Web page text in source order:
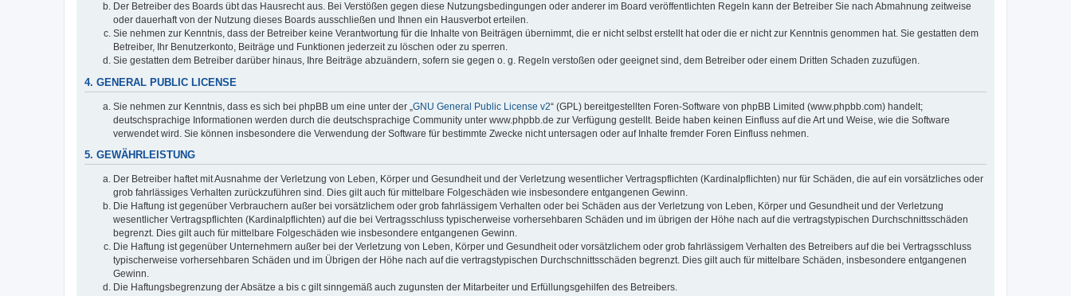
Der Betreiber des Boards übt das Hausrecht aus. Bei Verstößen gegen diese Nutzungsbedingungen oder anderer im Board veröffentlichten Regeln kann der Betreiber Sie nach Abmahnung zeitweise
oder dauerhaft von der Nutzung dieses Boards ausschließen und Ihnen ein Hausverbot erteilen.
Sie nehmen zur Kenntnis, dass der Betreiber keine Verantwortung für die Inhalte von Beiträgen übernimmt, die er nicht selbst erstellt hat oder die er nicht zur Kenntnis genommen hat. Sie gestatten dem
Betreiber, Ihr Benutzerkonto, Beiträge und Funktionen jederzeit zu löschen oder zu sperren.
Sie gestatten dem Betreiber darüber hinaus, Ihre Beiträge abzuändern, sofern sie gegen o. g. Regeln verstoßen oder geeignet sind, dem Betreiber oder einem Dritten Schaden zuzufügen.
4. GENERAL PUBLIC LICENSE
Sie nehmen zur Kenntnis, dass es sich bei phpBB um eine unter der „ GNU General Public License v2“ (GPL) bereitgestellten Foren-Software von phpBB Limited (www.phpbb.com) handelt;
deutschsprachige Informationen werden durch die deutschsprachige Community unter www.phpbb.de zur Verfügung gestellt. Beide haben keinen Einfluss auf die Art und Weise, wie die Software
verwendet wird. Sie können insbesondere die Verwendung der Software für bestimmte Zwecke nicht untersagen oder auf Inhalte fremder Foren Einfluss nehmen.
5. GEWÄHRLEISTUNG
Der Betreiber haftet mit Ausnahme der Verletzung von Leben, Körper und Gesundheit und der Verletzung wesentlicher Vertragspflichten (Kardinalpflichten) nur für Schäden, die auf ein vorsätzliches oder
grob fahrlässiges Verhalten zurückzuführen sind. Dies gilt auch für mittelbare Folgeschäden wie insbesondere entgangenen Gewinn.
Die Haftung ist gegenüber Verbrauchern außer bei vorsätzlichem oder grob fahrlässigem Verhalten oder bei Schäden aus der Verletzung von Leben, Körper und Gesundheit und der Verletzung
wesentlicher Vertragspflichten (Kardinalpflichten) auf die bei Vertragsschluss typischerweise vorhersehbaren Schäden und im übrigen der Höhe nach auf die vertragstypischen Durchschnittsschäden
begrenzt. Dies gilt auch für mittelbare Folgeschäden wie insbesondere entgangenen Gewinn.
Die Haftung ist gegenüber Unternehmern außer bei der Verletzung von Leben, Körper und Gesundheit oder vorsätzlichem oder grob fahrlässigem Verhalten des Betreibers auf die bei Vertragsschluss
typischerweise vorhersehbaren Schäden und im Übrigen der Höhe nach auf die vertragstypischen Durchschnittsschäden begrenzt. Dies gilt auch für mittelbare Schäden, insbesondere entgangenen
Gewinn.
Die Haftungsbegrenzung der Absätze a bis c gilt sinngemäß auch zugunsten der Mitarbeiter und Erfüllungsgehilfen des Betreibers.